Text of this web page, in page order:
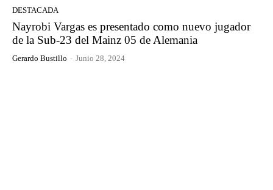
DESTACADA
Nayrobi Vargas es presentado como nuevo jugador
de la Sub-23 del Mainz 05 de Alemania
Gerardo Bustillo - Junio 28, 2024